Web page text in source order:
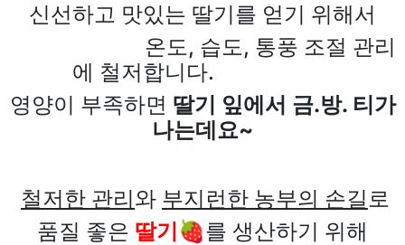
신선하고 맛있는 딸기를 얻기 위해서
온도, 습도, 통풍 조절 관리
에 철저합니다.
영양이 부족하면 딸기 잎에서 금.방. 티가
나는데요~
철저한 관리와 부지런한 농부의 손길로
품질 좋은 딸기🍓를 생산하기 위해